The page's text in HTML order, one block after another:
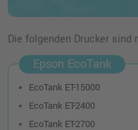
Die folgenden Drucker
Epson EcoTank
EcoTank ET-15000
EcoTank ET-2400
EcoTank ET-2700